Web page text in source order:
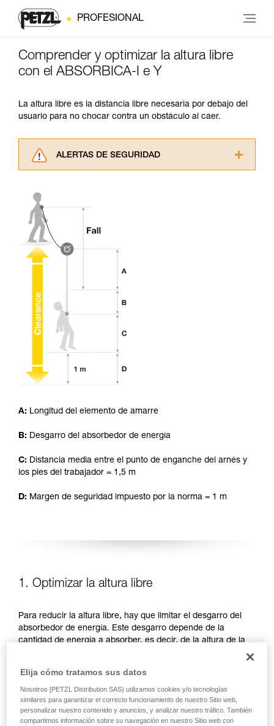
PROFESIONAL
Comprender y optimizar la altura libre
con el ABSORBICA-I e Y
La altura libre es la distancia libre necesaria por debajo del
usuario para no chocar contra un obstáculo al caer.
ALERTAS DE SEGURIDAD
comprender este complemento informativo.
y un entrenamiento específico. Confirme a
ejecutar estas técnicas, solo y con total
seguridad, antes de ejecutarlas de forma
autónoma.
Damos ejemplos de técnicas relacionadas con
su actividad. Pueden existir otras que no
describimos aquí.
A: Longitud del elemento de amarre
B: Desgarro del absorbedor de energía
C: Distancia media entre el punto de enganche del arnés y
los pies del trabajador = 1,5 m
D: Margen de seguridad impuesto por la norma = 1 m
1. Optimizar la altura libre
Para reducir la altura libre, hay que limitar el desgarro del
absorbedor de energía. Este desgarro depende de la
cantidad de energía a absorber, es decir, de la altura de la
anclaje o reducir la longitud del elemento de amarre.
PRIORIZAR LAS POSICIONES DE TRABAJO POR DEBAJO
DEL ANCLAJE
Elija cómo tratamos sus datos
Nosotros [PETZL Distribution SAS) utilizamos cookies y/o tecnologías
similares para garantizar el correcto funcionamiento de nuestro Sitio web,
personalizar nuestro contenido y anuncios, y analizar nuestro tráfico. También
compartimos información sobre su navegación en nuestro Sitio web con